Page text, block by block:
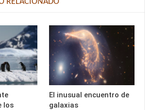
los
El inusual encuentro de
galaxias